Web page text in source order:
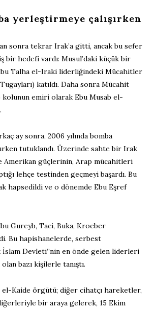
yerleştirmeye çalışırken
sonra tekrar Irak’a gitti, ancak bu sefer
bir hedefi vardı: Musul’daki küçük bir
Talha el-Iraki liderliğindeki Mücahitler
katıldı. Daha sonra Mücahit
kolunun emiri olarak Ebu Musab el-
ay sonra, 2006 yılında bomba
tutuklandı. Üzerinde sahte bir Irak
Amerikan güçlerinin, Arap mücahitleri
lehçe testinden geçmeyi başardı. Bu
hapsedildi ve o dönemde Ebu Eşref
Gureyb, Taci, Buka, Kroeber
Bu hapishanelerde, serbest
İslam Devleti”nin en önde gelen liderleri
bazı kişilerle tanıştı.
el-Kaide örgütü; diğer cihatçı hareketler,
bir araya gelerek, 15 Ekim